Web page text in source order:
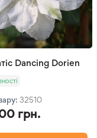
Dancing Dorien
32510
грн.